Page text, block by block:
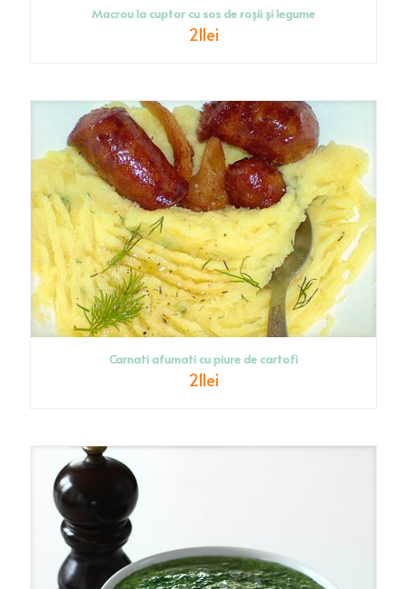
Macrou la cuptor cu sos de roșii și legume
21lei
Carnati afumati cu piure de cartofi
21lei